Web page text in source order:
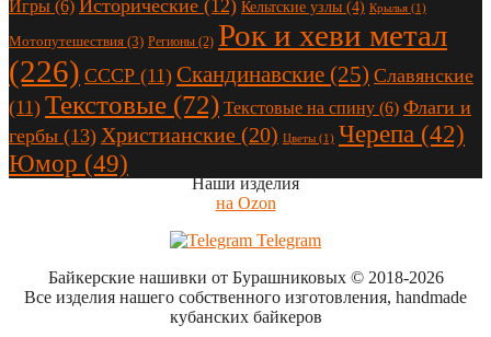
Игры (6) Исторические (12) Кельтские узлы (4) Крылья (1)
Мотопутешествия (3) Регионы (2) Рок и хеви метал
(226) СССР (11) Скандинавские (25) Славянские
(11) Текстовые (72) Текстовые на спину (6) Флаги и
гербы (13) Христианские (20) Цветы (1) Черепа (42)
Юмор (49)
Наши изделия
на Ozon
Telegram
Байкерские нашивки от Бурашниковых© 2018-2026
Все изделия нашего собственного изготовления, handmade
кубанских байкеров